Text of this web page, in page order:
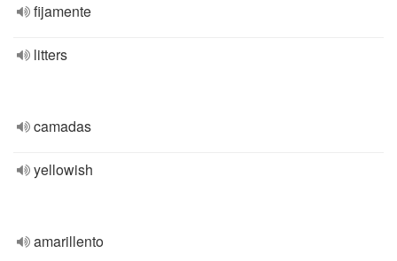
fijamente
litters
camadas
yellowish
amarillento